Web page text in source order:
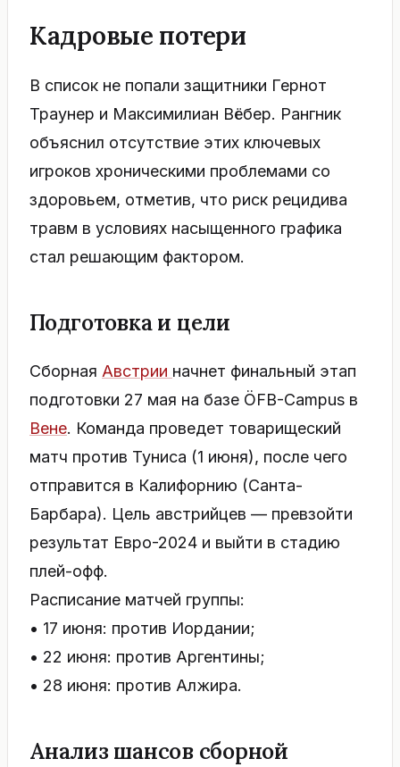
Кадровые потери
В список не попали защитники Гернот
Траунер и Максимилиан Вёбер. Рангник
объяснил отсутствие этих ключевых
игроков хроническими проблемами со
здоровьем, отметив, что риск рецидива
травм в условиях насыщенного графика
стал решающим фактором.
Подготовка и цели
Сборная Австрии начнет финальный этап
подготовки 27 мая на базе ÖFB-Campus в
Вене. Команда проведет товарищеский
матч против Туниса (1 июня), после чего
отправится в Калифорнию (Санта-
Барбара). Цель австрийцев — превзойти
результат Евро-2024 и выйти в стадию
плей-офф.
Расписание матчей группы:
• 17 июня: против Иордании;
• 22 июня: против Аргентины;
• 28 июня: против Алжира.
Анализ шансов сборной